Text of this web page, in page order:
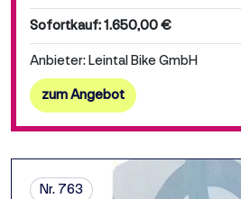
Sofortkauf: 1.650,00 €
Anbieter: Leintal Bike GmbH
zum Angebot
Nr. 763